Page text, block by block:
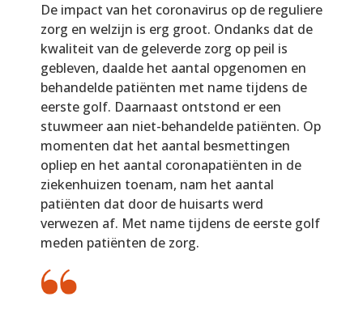
De impact van het coronavirus op de reguliere
zorg en welzijn is erg groot. Ondanks dat de
kwaliteit van de geleverde zorg op peil is
gebleven, daalde het aantal opgenomen en
behandelde patiënten met name tijdens de
eerste golf. Daarnaast ontstond er een
stuwmeer aan niet-behandelde patiënten. Op
momenten dat het aantal besmettingen
opliep en het aantal coronapatiënten in de
ziekenhuizen toenam, nam het aantal
patiënten dat door de huisarts werd
verwezen af. Met name tijdens de eerste golf
meden patiënten de zorg.